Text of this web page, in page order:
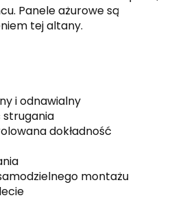
Panele ażurowe są
tej altany.
i odnawialny
strugania
dokładność
montażu